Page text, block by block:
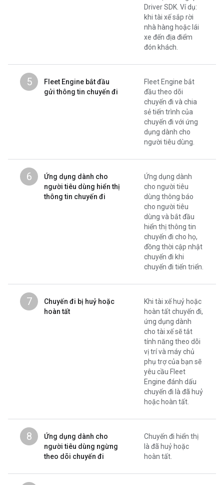
Driver SDK. Ví dụ:
khi tài xế sắp rời
nhà hàng hoặc lái
xe đến địa điểm
đón khách.
5
Fleet Engine bắt đầu
gửi thông tin chuyến đi
Fleet Engine bắt
đầu theo dõi
chuyến đi và chia
sẻ tiến trình của
chuyến đi với ứng
dụng dành cho
người tiêu dùng.
6
Ứng dụng dành cho
người tiêu dùng hiển thị
thông tin chuyến đi
Ứng dụng dành
cho người tiêu
dùng thông báo
cho người tiêu
dùng và bắt đầu
hiển thị thông tin
chuyến đi cho họ,
đồng thời cập nhật
chuyến đi khi
chuyến đi tiến triển.
7
Chuyến đi bị huỷ hoặc
hoàn tất
Khi tài xế huỷ hoặc
hoàn tất chuyến đi,
ứng dụng dành
cho tài xế sẽ tắt
tính năng theo dõi
vị trí và máy chủ
phụ trợ của bạn sẽ
yêu cầu Fleet
Engine đánh dấu
chuyến đi là đã huỷ
hoặc hoàn tất.
8
Ứng dụng dành cho
người tiêu dùng ngừng
theo dõi chuyến đi
Chuyến đi hiển thị
là đã huỷ hoặc
hoàn tất.